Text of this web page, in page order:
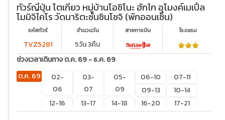
ทัวร์ญี่ปุ่น โตเกียว หมู่บ้านโอชิโนะ ฮักไก อุโมงค์เมเปิ้ล
โมมิจิไคโร วัดนาริตะซันชินโชจิ (พักออนเซ็น)
รหัสทัวร์
TVZ5281
จำนวนวัน
5วัน 3คืน
สายการบิน โรงเเรม
ช่วงเวลาเดินทาง ต.ค. 69 - ธ.ค. 69
ต.ค. 69
02-
06
03-
07
05-
09
06-10
07-11
09-13
10-14
12-16
13-17 14-18 16-20
17-21